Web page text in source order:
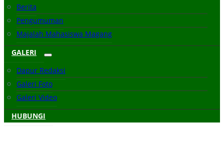
Berita
Pengumuman
Majalah Mahasiswa Magang
GALERI
Dapur Redaksi
Galeri Foto
Galeri Video
HUBUNGI